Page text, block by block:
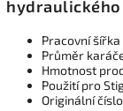
hydraulického
Pracovní šířka
Průměr
Hmotnost
Použití pro
Originální